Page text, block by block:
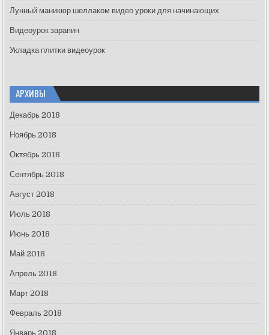
Лунный маникюр шеллаком видео уроки для начинающих
Видеоурок зарапин
Укладка плитки видеоурок
АРХИВЫ
Декабрь 2018
Ноябрь 2018
Октябрь 2018
Сентябрь 2018
Август 2018
Июль 2018
Июнь 2018
Май 2018
Апрель 2018
Март 2018
Февраль 2018
Январь 2018